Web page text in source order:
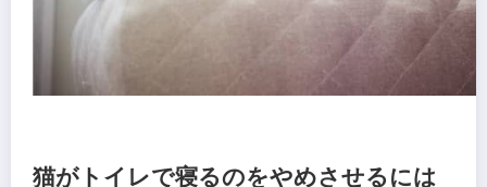
猫がトイレで寝るのをやめさせるには